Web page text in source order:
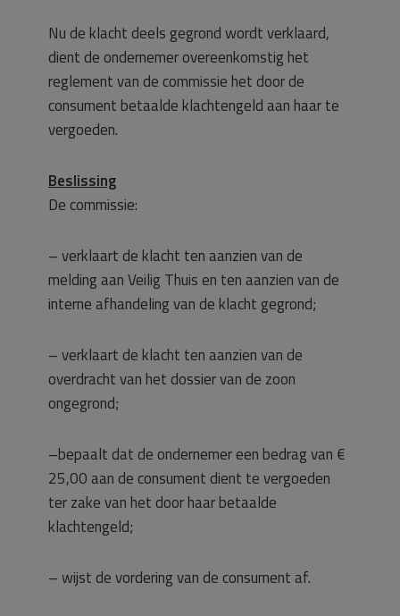
Nu de klacht deels gegrond wordt verklaard,
dient de ondernemer overeenkomstig het
reglement van de commissie het door de
consument betaalde klachtengeld aan haar te
vergoeden.
Beslissing
De commissie:
– verklaart de klacht ten aanzien van de
melding aan Veilig Thuis en ten aanzien van de
interne afhandeling van de klacht gegrond;
– verklaart de klacht ten aanzien van de
overdracht van het dossier van de zoon
ongegrond;
–bepaalt dat de ondernemer een bedrag van €
25,00 aan de consument dient te vergoeden
ter zake van het door haar betaalde
klachtengeld;
– wijst de vordering van de consument af.